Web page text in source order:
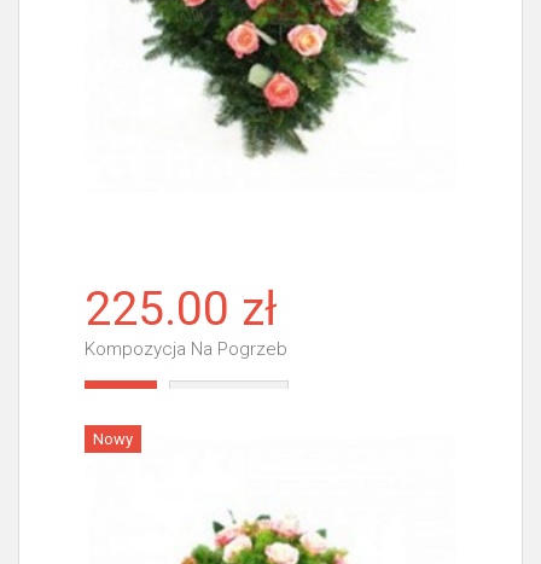
225.00 zł
Kompozycja Na Pogrzeb
Nowy